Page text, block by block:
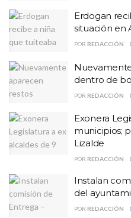
Erdogan
situación en
POR REDACCIÓN
dentro de
POR REDACCIÓN
Exonera
municipios;
Lizalde
POR REDACCIÓN
Instalan
del
POR REDACCIÓN